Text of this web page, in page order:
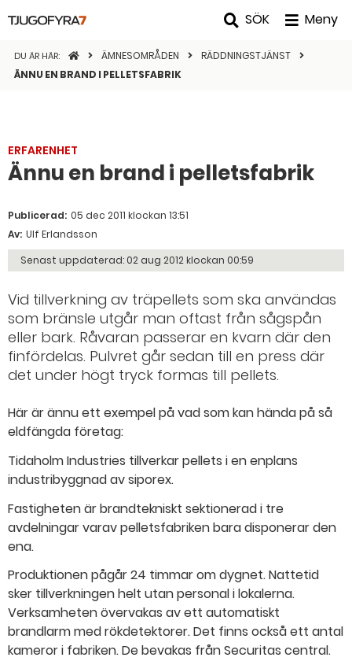
SÖK Meny
DU ÄR HÄR: STARTSIDANÄMNESOMRÅDEN
RÄDDNINGSTJÄNST
ÄNNU EN BRAND I PELLETSFABRIK
ERFARENHET
Ännu en brand i pelletsfabrik
Publicerad: 05 dec 2011 klockan 13:51
Av: Ulf Erlandsson
Senast uppdaterad: 02 aug 2012 klockan 00:59
Vid tillverkning av träpellets som ska användas
som bränsle utgår man oftast från sågspån
eller bark. Råvaran passerar en kvarn där den
finfördelas. Pulvret går sedan till en press där
det under högt tryck formas till pellets.
Här är ännu ett exempel på vad som kan hända på så
eldfängda företag:
Tidaholm Industries tillverkar pellets i en enplans
industribyggnad av siporex.
Fastigheten är brandtekniskt sektionerad i tre
avdelningar varav pelletsfabriken bara disponerar den
ena.
Produktionen pågår 24 timmar om dygnet. Nattetid
sker tillverkningen helt utan personal i lokalerna.
Verksamheten övervakas av ett automatiskt
brandlarm med rökdetektorer. Det finns också ett antal
kameror i fabriken. De bevakas från Securitas central.